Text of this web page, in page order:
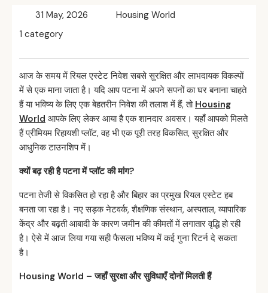
31 May, 2026
Housing World
1 category
आज के समय में रियल एस्टेट निवेश सबसे सुरक्षित और लाभदायक विकल्पों
में से एक माना जाता है। यदि आप पटना में अपने सपनों का घर बनाना चाहते
हैं या भविष्य के लिए एक बेहतरीन निवेश की तलाश में हैं, तो Housing
World आपके लिए लेकर आया है एक शानदार अवसर। यहाँ आपको मिलते
हैं प्रीमियम रिहायशी प्लॉट, वह भी एक पूरी तरह विकसित, सुरक्षित और
आधुनिक टाउनशिप में।
क्योंबढ़रहीहैपटनामेंप्लॉटकीमांग?
पटना तेजी से विकसित हो रहा है और बिहार का प्रमुख रियल एस्टेट हब
बनता जा रहा है। नए सड़क नेटवर्क, शैक्षणिक संस्थान, अस्पताल, व्यापारिक
केंद्र और बढ़ती आबादी के कारण जमीन की कीमतों में लगातार वृद्धि हो रही
है। ऐसे में आज लिया गया सही फैसला भविष्य में कई गुना रिटर्न दे सकता
है।
Housing World –जहाँसुरक्षाऔरसुविधाएँदोनोंमिलतीहैं